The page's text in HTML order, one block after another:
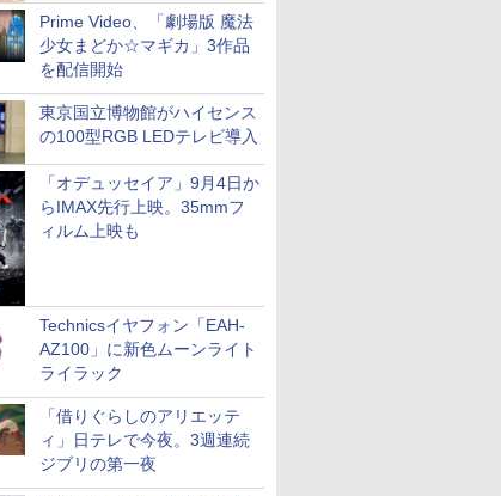
Prime Video、「劇場版 魔法
少女まどか☆マギカ」3作品
を配信開始
東京国立博物館がハイセンス
の100型RGB LEDテレビ導入
「オデュッセイア」9月4日か
らIMAX先行上映。35mmフ
ィルム上映も
Technicsイヤフォン「EAH-
AZ100」に新色ムーンライト
ライラック
「借りぐらしのアリエッテ
ィ」日テレで今夜。3週連続
ジブリの第一夜